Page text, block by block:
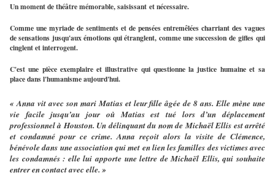
Un moment de théâtre mémorable, saisissant et nécessaire.
Comme une myriade de sentiments et de pensées entremêlées charriant des vagues
de sensations jusqu'aux émotions qui étranglent, comme une succession de gifles qui
cinglent et interrogent.
C'est une pièce exemplaire et illustrative qui questionne la justice humaine et sa
place dans l'humanisme aujourd'hui.
« Anna vit avec son mari Matias et leur fille âgée de 8 ans. Elle mène une
vie facile jusqu’au jour où Matias est tué lors d’un déplacement
professionnel à Houston. Un délinquant du nom de Michaël Ellis est arrêté
et condamné pour ce crime. Anna reçoit alors la visite de Clémence,
bénévole dans une association qui met en lien les familles des victimes avec
les condamnés : elle lui apporte une lettre de Michaël Ellis, qui souhaite
entrer en contact avec elle. »